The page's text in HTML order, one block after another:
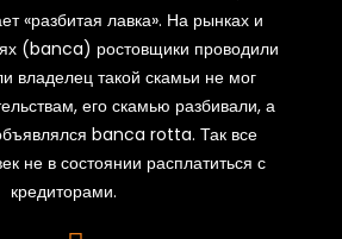
«разбитая лавка». На рынках и
(banca) ростовщики проводили
владелец такой скамьи не мог
его скамью разбивали, а
banca rotta. Так все
не в состоянии расплатиться с
кредиторами.